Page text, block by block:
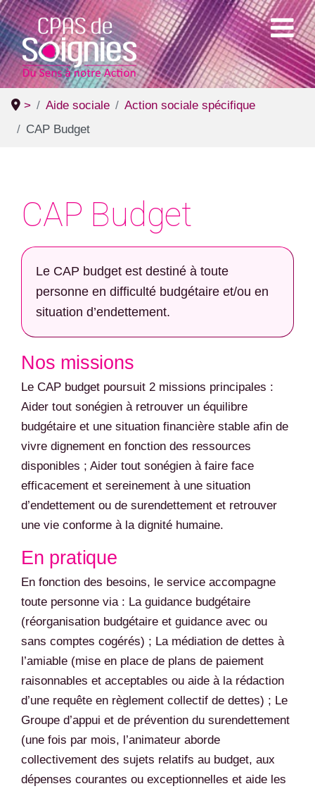
> Aide sociale
Action sociale spécifique
CAP Budget
CAP Budget
Le CAP budget est destiné à toute
personne en difficulté budgétaire et/ou en
situation d’endettement.
Nos missions
Le CAP budget poursuit 2 missions principales :
Aider tout sonégien à retrouver un équilibre
budgétaire et une situation financière stable afin de
vivre dignement en fonction des ressources
disponibles ; Aider tout sonégien à faire face
efficacement et sereinement à une situation
d’endettement ou de surendettement et retrouver
une vie conforme à la dignité humaine.
En pratique
En fonction des besoins, le service accompagne
toute personne via : La guidance budgétaire
(réorganisation budgétaire et guidance avec ou
sans comptes cogérés) ; La médiation de dettes à
l’amiable (mise en place de plans de paiement
raisonnables et acceptables ou aide à la rédaction
d’une requête en règlement collectif de dettes) ; Le
Groupe d’appui et de prévention du surendettement
(une fois par mois, l’animateur aborde
collectivement des sujets relatifs au budget, aux
dépenses courantes ou exceptionnelles et aide les